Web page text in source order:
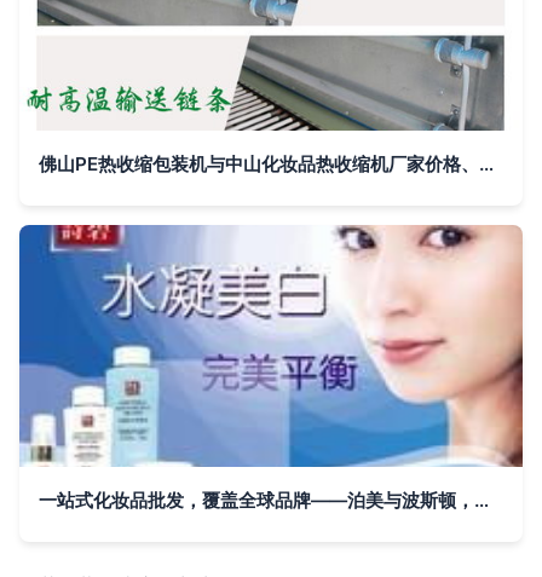
佛山PE热收缩包装机与中山化妆品热收缩机厂家价格、图片、批发全解析
一站式化妆品批发，覆盖全球品牌——泊美与波斯顿，河南源头直供